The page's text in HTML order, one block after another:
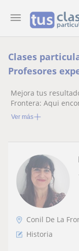
Clases
Profesores
Mejora tus
Frontera: Aqui
listos para ayudarte.
Ver más
Conil De La
Historia